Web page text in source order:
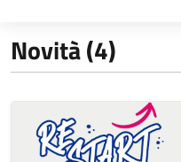
Novità (4)